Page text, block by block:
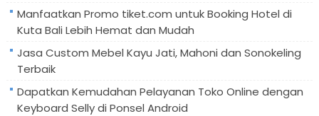
Manfaatkan Promo tiket.com untuk Booking Hotel di
Kuta Bali Lebih Hemat dan Mudah
Jasa Custom Mebel Kayu Jati, Mahoni dan Sonokeling
Terbaik
Dapatkan Kemudahan Pelayanan Toko Online dengan
Keyboard Selly di Ponsel Android